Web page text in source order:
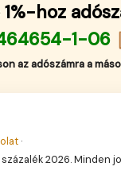
hoz
1-06
az adószámra a
·
százalék 2026. Minden